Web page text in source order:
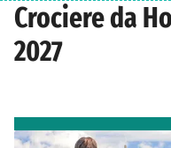
Crociere da
2027